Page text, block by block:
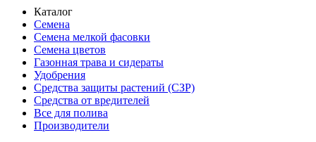
Каталог
Семена
Семена мелкой фасовки
Семена цветов
Газонная трава и сидераты
Удобрения
Средства защиты растений (СЗР)
Средства от вредителей
Все для полива
Производители